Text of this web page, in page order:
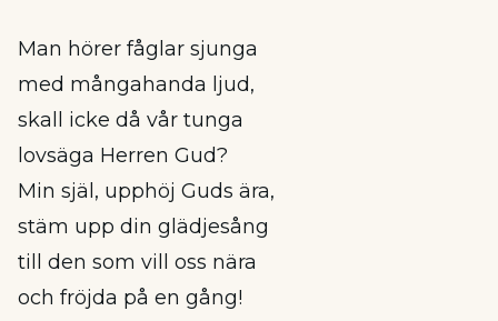
Man hörer fåglar sjunga
med mångahanda ljud,
skall icke då vår tunga
lovsäga Herren Gud?
Min själ, upphöj Guds ära,
stäm upp din glädjesång
till den som vill oss nära
och fröjda på en gång!